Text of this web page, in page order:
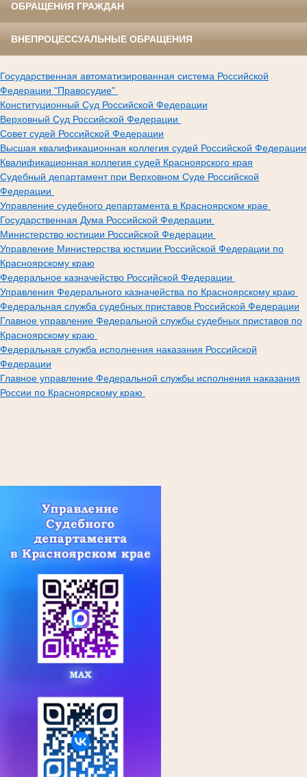
ОБРАЩЕНИЯ ГРАЖДАН
ВНЕПРОЦЕССУАЛЬНЫЕ ОБРАЩЕНИЯ
Государственная автоматизированная система Российской
Федерации "Правосудие"
Конституционный Суд Российской Федерации
Верховный Суд Российской Федерации
Совет судей Российской Федерации
Высшая квалификационная коллегия судей Российской Федерации
Квалификационная коллегия судей Красноярского края
Судебный департамент при Верховном Суде Российской
Федерации
Управление судебного департамента в Красноярском крае
Государственная Дума Российской Федерации
Министерство юстиции Российской Федерации
Управление Министерства юстиции Российской Федерации по
Красноярскому краю
Федеральное казначейство Российской Федерации
Управления Федерального казначейства по Красноярскому краю
Федеральная служба судебных приставов Российской Федерации
Главное управление Федеральной службы судебных приставов по
Красноярскому краю
Федеральная служба исполнения наказания Российской
Федерации
Главное управление Федеральной службы исполнения наказания
России по Красноярскому краю